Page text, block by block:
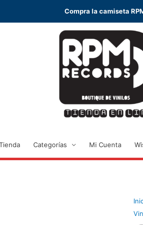
Compra la camiseta
Categorías Mi Cuenta